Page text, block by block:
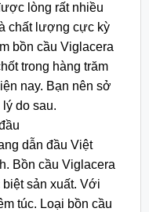
lòng rất nhiều
chất lượng cực kỳ
bồn cầu Viglacera
trong hàng trăm
nay. Bạn nên sở
do sau.
dẫn đầu Việt
Bồn cầu Viglacera
sản xuất. Với
túc. Loại bồn cầu